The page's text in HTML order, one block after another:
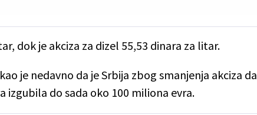
dok je akciza za dizel 55,53 dinara za litar.
je nedavno da je Srbija zbog smanjenja akciza da
izgubila do sada oko 100 miliona evra.